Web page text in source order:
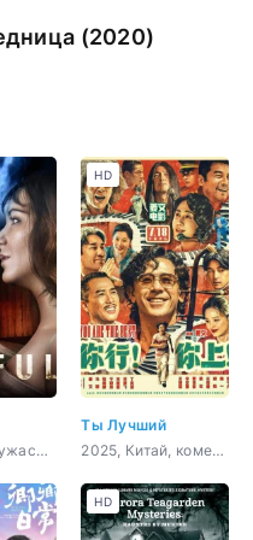
(2020)
2020, США, ужасы, триллер
Ты Лучший
2025, Китай, комедия, музыка
HD
HD